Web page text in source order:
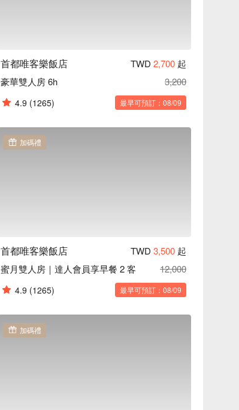
首都唯客樂飯店 TWD 2,700 起
豪華雙人房 6h
3,200
4.9 (1265) 最早可預訂：08/09
加碼禮
首都唯客樂飯店 TWD 3,500 起
蜜月雙人房｜達人會員享早餐 2 客
12,000
4.9 (1265) 最早可預訂：08/09
加碼禮